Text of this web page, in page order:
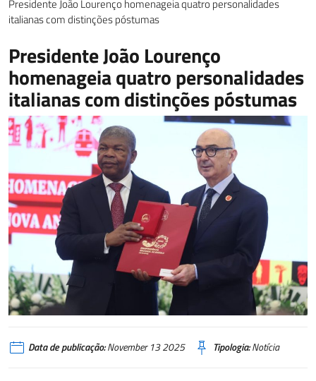
Presidente João Lourenço homenageia quatro personalidades
italianas com distinções póstumas
Presidente João Lourenço
homenageia quatro personalidades
italianas com distinções póstumas
Data de publicação:November 13 2025 Tipologia:Notícia